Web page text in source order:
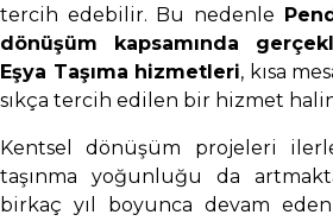
tercih edebilir. Bu nedenle
dönüşüm kapsamında
Eşya Taşıma hizmetleri, kısa
sıkça tercih edilen bir hizmet
Kentsel dönüşüm projeleri
taşınma yoğunluğu da
birkaç yıl boyunca devam